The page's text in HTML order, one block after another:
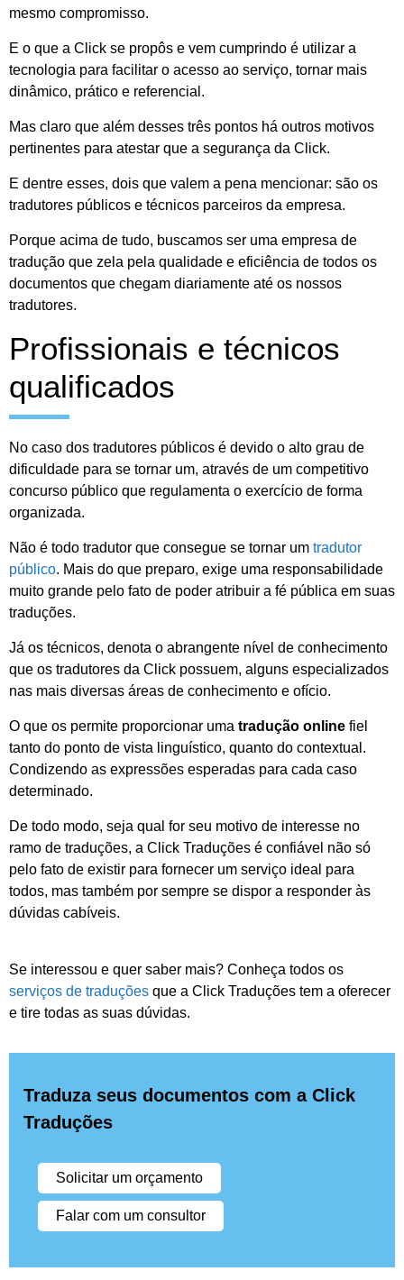
mesmo compromisso.
E o que a Click se propôs e vem cumprindo é utilizar a
tecnologia para facilitar o acesso ao serviço, tornar mais
dinâmico, prático e referencial.
Mas claro que além desses três pontos há outros motivos
pertinentes para atestar que a segurança da Click.
E dentre esses, dois que valem a pena mencionar: são os
tradutores públicos e técnicos parceiros da empresa.
Porque acima de tudo, buscamos ser uma empresa de
tradução que zela pela qualidade e eficiência de todos os
documentos que chegam diariamente até os nossos
tradutores.
Profissionais e técnicos
qualificados
No caso dos tradutores públicos é devido o alto grau de
dificuldade para se tornar um, através de um competitivo
concurso público que regulamenta o exercício de forma
organizada.
Não é todo tradutor que consegue se tornar um tradutor
público. Mais do que preparo, exige uma responsabilidade
muito grande pelo fato de poder atribuir a fé pública em suas
traduções.
Já os técnicos, denota o abrangente nível de conhecimento
que os tradutores da Click possuem, alguns especializados
nas mais diversas áreas de conhecimento e ofício.
O que os permite proporcionar uma tradução online fiel
tanto do ponto de vista linguístico, quanto do contextual.
Condizendo as expressões esperadas para cada caso
determinado.
De todo modo, seja qual for seu motivo de interesse no
ramo de traduções, a Click Traduções é confiável não só
pelo fato de existir para fornecer um serviço ideal para
todos, mas também por sempre se dispor a responder às
dúvidas cabíveis.
Se interessou e quer saber mais? Conheça todos os
serviços de traduções que a Click Traduções tem a oferecer
e tire todas as suas dúvidas.
Traduza seus documentos com a Click
Traduções
Solicitar um orçamento
Falar com um consultor